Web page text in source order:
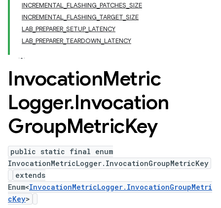
INCREMENTAL_FLASHING_PATCHES_SIZE
INCREMENTAL_FLASHING_TARGET_SIZE
LAB_PREPARER_SETUP_LATENCY
LAB_PREPARER_TEARDOWN_LATENCY
InvocationMetric
Logger.Invocation
GroupMetricKey
public static final enum
InvocationMetricLogger.InvocationGroupMetricKey
extends
Enum<InvocationMetricLogger.InvocationGroupMetri
cKey>